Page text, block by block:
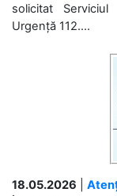
solicitat
Urgență 112....
18.05.2026